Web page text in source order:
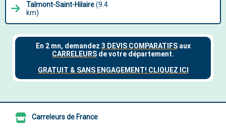
Talmont-Saint-Hilaire(9.4
km)
Carreleurs de France